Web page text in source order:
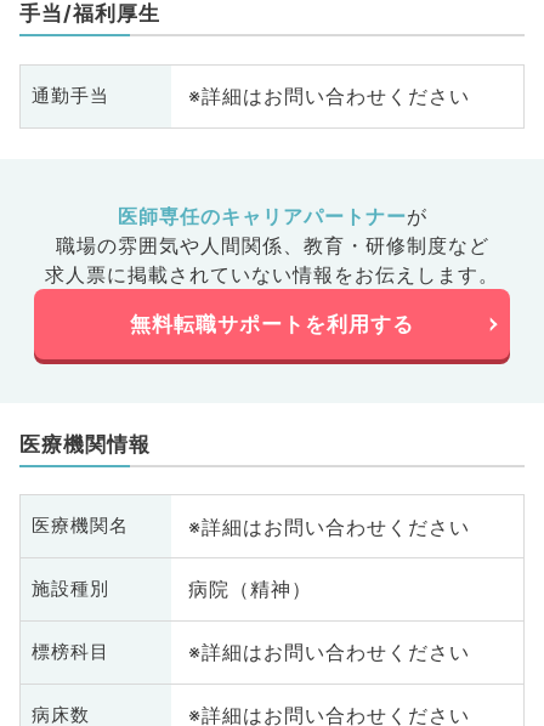
手当/福利厚生
通勤手当 ※詳細はお問い合わせください
医師専任のキャリアパートナーが
職場の雰囲気や人間関係、 教育・研修制度など
求人票に掲載されていない情報をお伝えします。
無料転職サポートを利用する
医療機関情報
医療機関名 ※詳細はお問い合わせください
施設種別 病院（精神）
標榜科目 ※詳細はお問い合わせください
病床数 ※詳細はお問い合わせください